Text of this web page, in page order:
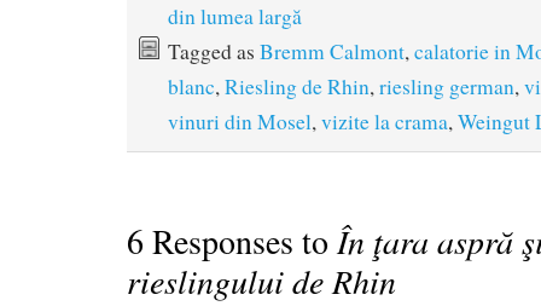
din lumea largă
Tagged as Bremm Calmont,calatorie in
blanc,Riesling de Rhin,riesling german,
vinuri din Mosel,vizite la crama,Weingut
6 Responses toÎn ţara aspră
rieslingului de Rhin